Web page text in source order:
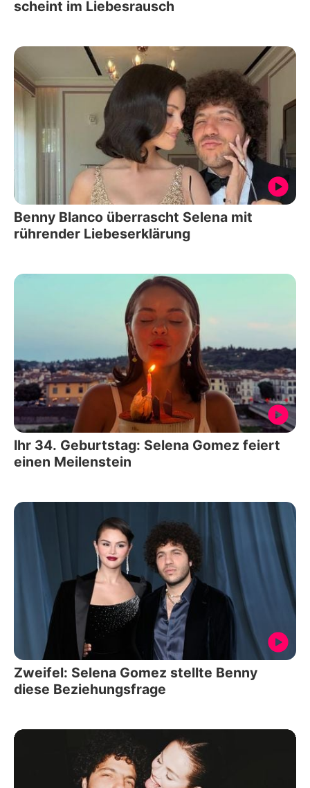
scheint im Liebesrausch
Benny Blanco überrascht Selena mit
rührender Liebeserklärung
Ihr 34. Geburtstag: Selena Gomez feiert
einen Meilenstein
Zweifel: Selena Gomez stellte Benny
diese Beziehungsfrage